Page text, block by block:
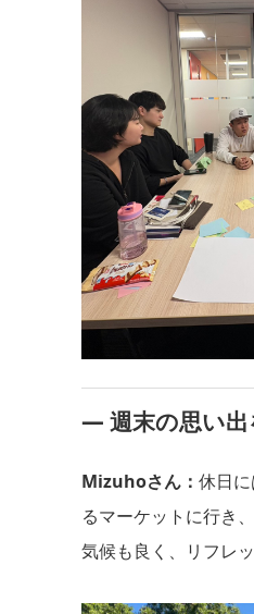
― 週末の思い
Mizuhoさん： 休日
るマーケットに行き
気候も良く、リフレ